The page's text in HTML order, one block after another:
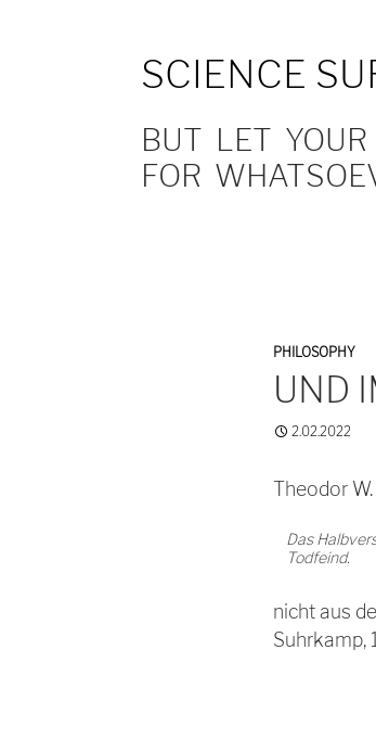
SCIENCE
BUT LET
FOR
PHILOSOPHY
UND
2.02.2022
Theodor
Das
Todfeind.
nicht aus
Suhrkamp,